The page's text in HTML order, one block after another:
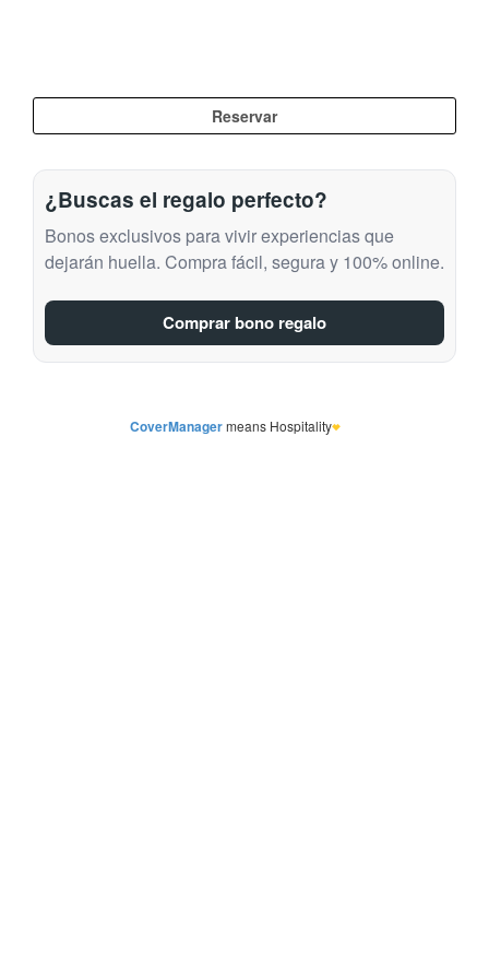
¿Buscas el regalo perfecto?
Bonos exclusivos para vivir experiencias que
dejarán huella. Compra fácil, segura y 100% online.
Comprar bono regalo
CoverManagermeans Hospitality